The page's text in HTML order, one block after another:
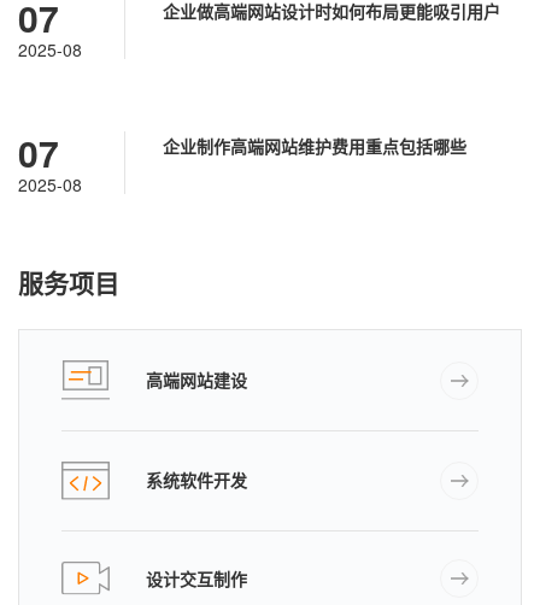
07
2025-08
企业做高端网站设计时如何布局更能吸引用户
07
2025-08
企业制作高端网站维护费用重点包括哪些
服务项目
高端网站建设
系统软件开发
设计交互制作